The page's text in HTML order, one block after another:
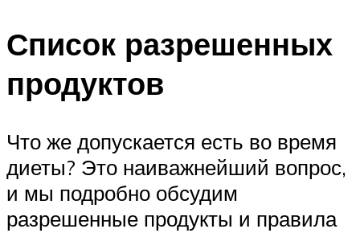
Список разрешенных
продуктов
Что же допускается есть во время
диеты? Это наиважнейший вопрос,
и мы подробно обсудим
разрешенные продукты и правила